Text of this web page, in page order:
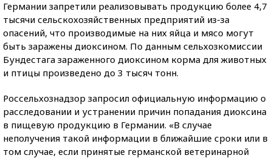
Германии запретили реализовывать продукцию более 4,7
тысячи сельскохозяйственных предприятий из-за
опасений, что производимые на них яйца и мясо могут
быть заражены диоксином. По данным сельхозкомиссии
Бундестага зараженного диоксином корма для животных
и птицы произведено до 3 тысяч тонн.
Россельхознадзор запросил официальную информацию о
расследовании и устранении причин попадания диоксина
в пищевую продукцию в Германии. «В случае
неполучения такой информации в ближайшие сроки или в
том случае, если принятые германской ветеринарной